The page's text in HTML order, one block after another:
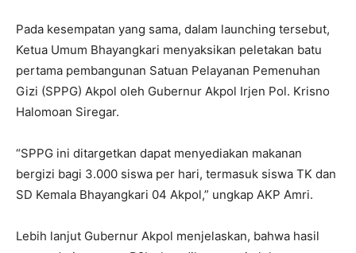
Pada kesempatan yang sama, dalam launching tersebut,
Ketua Umum Bhayangkari menyaksikan peletakan batu
pertama pembangunan Satuan Pelayanan Pemenuhan
Gizi (SPPG) Akpol oleh Gubernur Akpol Irjen Pol. Krisno
Halomoan Siregar.
“SPPG ini ditargetkan dapat menyediakan makanan
bergizi bagi 3.000 siswa per hari, termasuk siswa TK dan
SD Kemala Bhayangkari 04 Akpol,” ungkap AKP Amri.
Lebih lanjut Gubernur Akpol menjelaskan, bahwa hasil